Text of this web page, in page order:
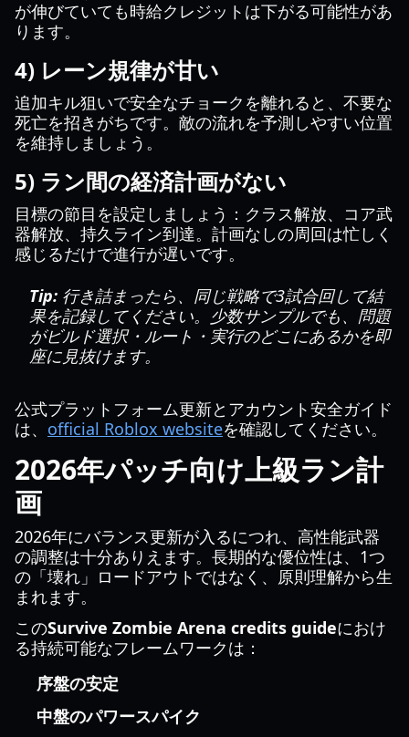
が伸びていても時給クレジットは下がる可能性があ
ります。
4) レーン規律が甘い
追加キル狙いで安全なチョークを離れると、不要な
死亡を招きがちです。敵の流れを予測しやすい位置
を維持しましょう。
5) ラン間の経済計画がない
目標の節目を設定しましょう：クラス解放、コア武
器解放、持久ライン到達。計画なしの周回は忙しく
感じるだけで進行が遅いです。
Tip: 行き詰まったら、同じ戦略で3試合回して結
果を記録してください。少数サンプルでも、問題
がビルド選択・ルート・実行のどこにあるかを即
座に見抜けます。
公式プラットフォーム更新とアカウント安全ガイド
は、 official Roblox websiteを確認してください。
2026年パッチ向け上級ラン計
画
2026年にバランス更新が入るにつれ、高性能武器
の調整は十分ありえます。長期的な優位性は、1つ
の「壊れ」ロードアウトではなく、原則理解から生
まれます。
このSurvive Zombie Arena credits guideにおけ
る持続可能なフレームワークは：
序盤の安定
中盤のパワースパイク